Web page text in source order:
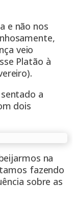
e não nos
veio
Platão à
a
dois
na
fazendo
sobre as